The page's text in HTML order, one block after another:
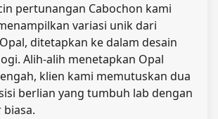
pertunangan Cabochon kami
variasi unik dari
ditetapkan ke dalam desain
Alih-alih menetapkan Opal
klien kami memutuskan dua
berlian yang tumbuh lab dengan
biasa.